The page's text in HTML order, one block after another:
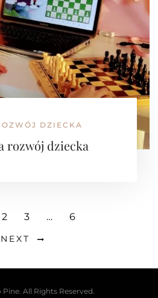
DZIECKA
rozwój dziecka
2 3 … 6
NEXT
Pine. All Rights Reserved.